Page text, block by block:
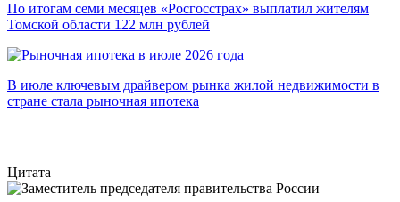
По итогам семи месяцев «Росгосстрах» выплатил жителям
Томской области 122 млн рублей
В июле ключевым драйвером рынка жилой недвижимости в
стране стала рыночная ипотека
Цитата